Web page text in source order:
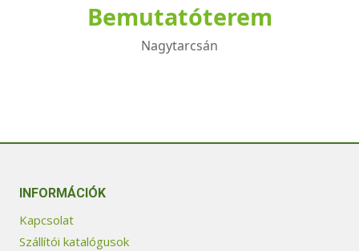
Bemutatóterem
Nagytarcsán
INFORMÁCIÓK
Kapcsolat
Szállítói katalógusok